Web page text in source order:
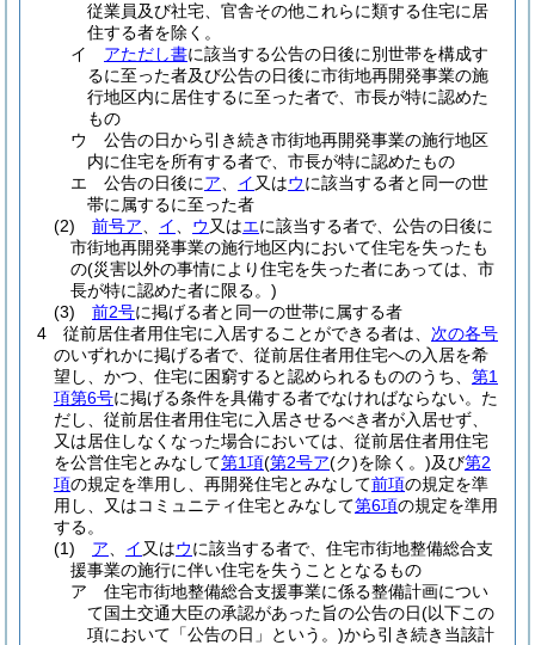
従業員及び社宅、官舎その他これらに類する住宅に居
住する者を除く。
イ
アただし書に該当する公告の日後に別世帯を構成す
るに至った者及び公告の日後に市街地再開発事業の施
行地区内に居住するに至った者で、市長が特に認めた
もの
ウ
公告の日から引き続き市街地再開発事業の施行地区
内に住宅を所有する者で、市長が特に認めたもの
エ
公告の日後にア イ 又はウに該当する者と同一の世
帯に属するに至った者
(2)
前号ア イ ウ 又はエに該当する者で、公告の日後に
市街地再開発事業の施行地区内において住宅を失ったも
の(災害以外の事情により住宅を失った者にあっては、市
長が特に認めた者に限る。)
(3)
前2号に掲げる者と同一の世帯に属する者
4
従前居住者用住宅に入居することができる者は、 次の各号
のいずれかに掲げる者で、従前居住者用住宅への入居を希
望し、かつ、住宅に困窮すると認められるもののうち、 第1
項第6号に掲げる条件を具備する者でなければならない。 た
だし、従前居住者用住宅に入居させるべき者が入居せず、
又は居住しなくなった場合においては、従前居住者用住宅
を公営住宅とみなして第1項(第2号ア(ク)を除く。)及び第2
項の規定を準用し、再開発住宅とみなして前項の規定を準
用し、又はコミュニティ住宅とみなして第6項の規定を準用
する。
(1)
ア イ 又はウに該当する者で、住宅市街地整備総合支
援事業の施行に伴い住宅を失うこととなるもの
ア
住宅市街地整備総合支援事業に係る整備計画につい
て国土交通大臣の承認があった旨の公告の日(以下この
項において「公告の日」という。)から引き続き当該計